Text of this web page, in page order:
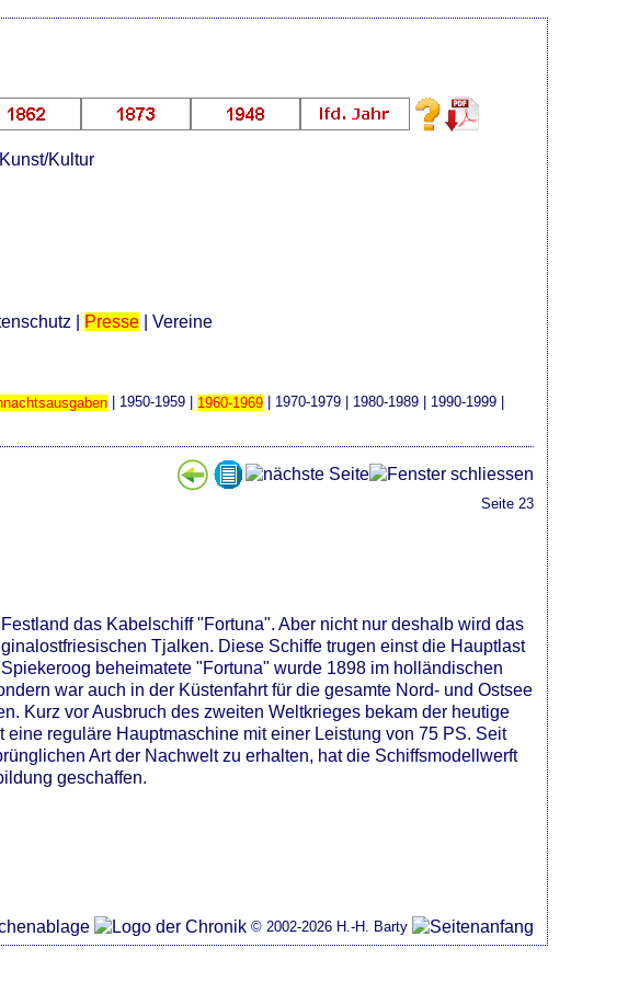
Kunst/Kultur
Presse |Vereine
1950-1959 1960-1969 1970-1979 1980-1989 1990-1999
Seite 23
das Kabelschiff "Fortuna". Aber nicht nur deshalb wird das
Tjalken. Diese Schiffe trugen einst die Hauptlast
beheimatete "Fortuna" wurde 1898 im holländischen
war auch in der Küstenfahrt für die gesamte Nord- und Ostsee
Kurz vor Ausbruch des zweiten Weltkrieges bekam der heutige
reguläre Hauptmaschine mit einer Leistung von 75 PS. Seit
Art der Nachwelt zu erhalten, hat die Schiffsmodellwerft
geschaffen.
© 2002-2026 H.-H. Barty